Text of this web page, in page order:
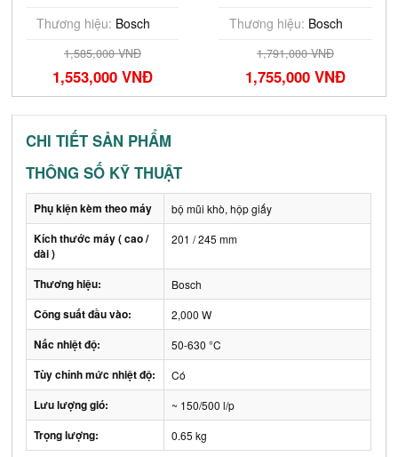
Thương hiệu: Bosch
1,585,000 VNĐ
1,553,000 VNĐ
Thương hiệu: Bosch
1,791,000 VNĐ
1,755,000 VNĐ
CHI TIẾT SẢN PHẨM
THÔNG SỐ KỸ THUẬT
Phụ kiện kèm theo máy bộ mũi khò, hộp giấy
Kích thước máy ( cao /
dài )
201 / 245 mm
Thương hiệu: Bosch
Công suất đầu vào: 2,000 W
Nấc nhiệt độ: 50-630 °C
Tùy chỉnh mức nhiệt độ: Có
Lưu lượng gió: ~ 150/500 l/p
Trọng lượng: 0.65 kg